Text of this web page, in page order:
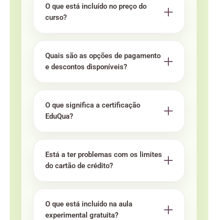
O que está incluído no preço do
curso?
Quais são as opções de pagamento
e descontos disponíveis?
O que significa a certificação
EduQua?
Está a ter problemas com os limites
do cartão de crédito?
O que está incluído na aula
experimental gratuita?